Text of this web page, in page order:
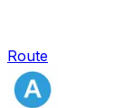
Route